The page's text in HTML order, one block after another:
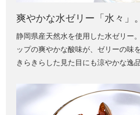
爽やかな水ゼリー「水々」。
静岡県産天然水を使用した水ゼリー
ップの爽やかな酸味が、ゼリーの味
きらきらした見た目にも涼やかな逸品